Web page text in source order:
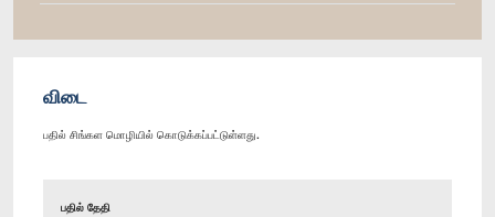
விடை
பதில் சிங்கள மொழியில் கொடுக்கப்பட்டுள்ளது.
பதில் தேதி